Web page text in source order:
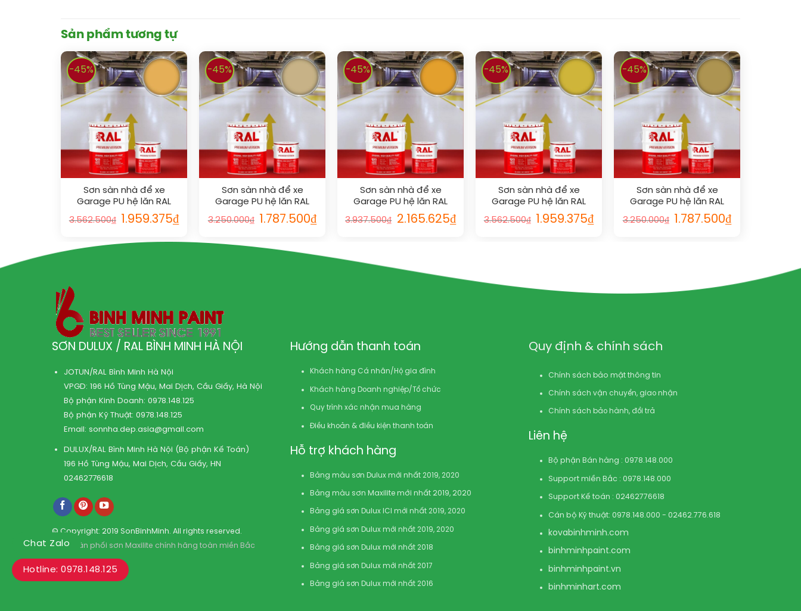
Sản phẩm tương tự
-45%
Sơn sàn nhà để xe
Garage PU hệ lăn RAL
GARAGE SHIELD 1017
3.562.500₫ 1.959.375₫
-45%
Sơn sàn nhà để xe
Garage PU hệ lăn RAL
GARAGE SHIELD 1001
3.250.000₫ 1.787.500₫
-45%
Sơn sàn nhà để xe
Garage PU hệ lăn RAL
GARAGE SHIELD 1033
3.937.500₫ 2.165.625₫
-45%
Sơn sàn nhà để xe
Garage PU hệ lăn RAL
GARAGE SHIELD 1012
3.562.500₫ 1.959.375₫
-45%
Sơn sàn nhà để xe
Garage PU hệ lăn RAL
GARAGE SHIELD 1024
3.250.000₫ 1.787.500₫
SƠN DULUX / RAL BÌNH MINH HÀ NỘI
JOTUN/RAL Bình Minh Hà Nội
VPGD: 196 Hồ Tùng Mậu, Mai Dịch, Cầu Giấy, Hà Nội
Bộ phận Kinh Doanh:0978.148.125
Bộ phận Kỹ Thuật:0978.148.125
Email: sonnha.dep.asia@gmail.com
DULUX/RAL Bình Minh Hà Nội (Bộ phận Kế Toán)
196 Hồ Tùng Mậu, Mai Dịch, Cầu Giấy, HN
02462776618
© Copyright: 2019 SonBinhMinh. All rights reserved.
Kho phân phối sơn Maxilite chính hãng toàn miền Bắc
Hướng dẫn thanh toán
Khách hàng Cá nhân/Hộ gia đình
Khách hàng Doanh nghiệp/Tổ chức
Quy trình xác nhận mua hàng
Điều khoản & điều kiện thanh toán
Hỗ trợ khách hàng
Bảng màu sơn Dulux mới nhất 2019, 2020
Bảng màu sơn Maxilite mới nhất 2019, 2020
Bảng giá sơn Dulux ICI mới nhất 2019, 2020
Bảng giá sơn Dulux mới nhất 2019, 2020
Bảng giá sơn Dulux mới nhất 2018
Bảng giá sơn Dulux mới nhất 2017
Bảng giá sơn Dulux mới nhất 2016
Quy định & chính sách
Chính sách bảo mật thông tin
Chính sách vận chuyển, giao nhận
Chính sách bảo hành, đổi trả
Liên hệ
Bộ phận Bán hàng : 0978.148.000
Support miền Bắc : 0978.148.000
Support Kế toán : 02462776618
Cán bộ Kỹ thuật: 0978.148.000 - 02462.776.618
kovabinhminh.com
binhminhpaint.com
binhminhpaint.vn
binhminhart.com
Chat Zalo
Hotline: 0978.148.125